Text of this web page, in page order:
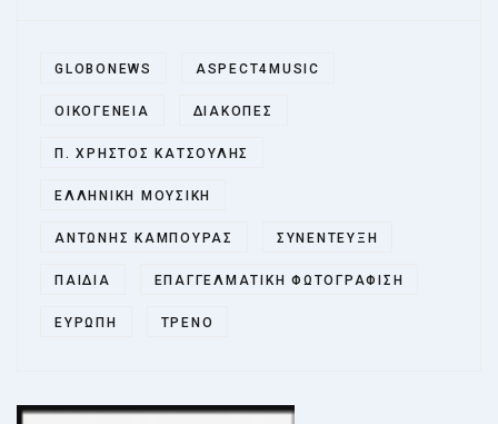
GLOBONEWS ASPECT4MUSIC
ΟΙΚΟΓΈΝΕΙΑ ΔΙΑΚΟΠΈΣ
Π. ΧΡΉΣΤΟΣ ΚΑΤΣΟΎΛΗΣ
ΕΛΛΗΝΙΚΉ ΜΟΥΣΙΚΉ
ΑΝΤΏΝΗΣ ΚΆΜΠΟΥΡΑΣ ΣΥΝΈΝΤΕΥΞΗ
ΠΑΙΔΙΆ ΕΠΑΓΓΕΛΜΑΤΙΚΉ ΦΩΤΟΓΡΆΦΙΣΗ
ΕΥΡΏΠΗ ΤΡΈΝΟ